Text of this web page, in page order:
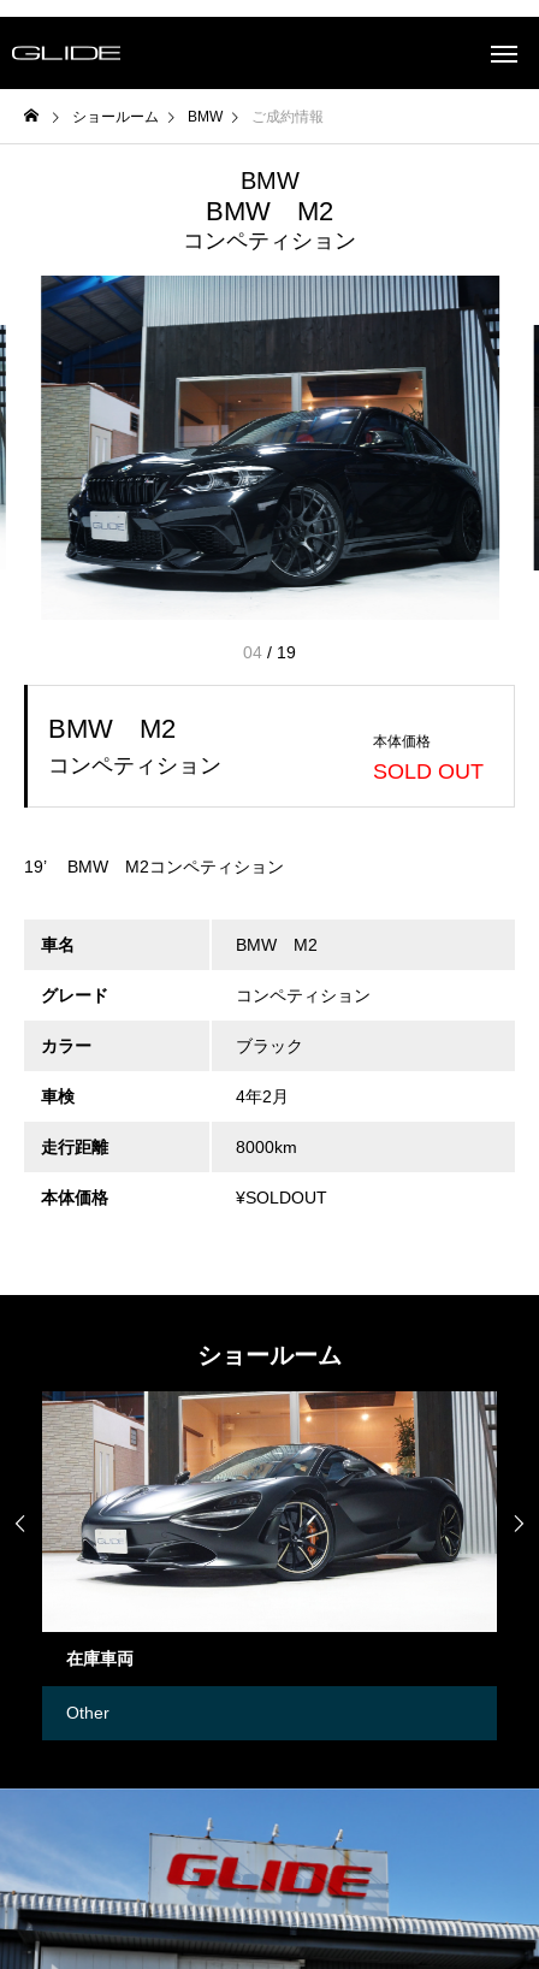
ショールーム BMW ご成約情報
BMW
BMW M2
コンペティション
04 / 19
BMW M2
コンペティション
本体価格
SOLD OUT
19’ BMW M2コンペティション
車名 BMW M2
グレード コンペティション
カラー ブラック
車検 4年2月
走行距離 8000km
本体価格 ¥SOLDOUT
ショールーム
在庫車両
Other
 